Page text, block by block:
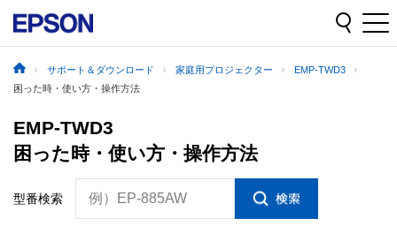
サポート＆ダウンロード 家庭用プロジェクター
EMP-TWD3
困った時・使い方・操作方法
EMP-TWD3
困った時・使い方・操作方法
型番検索 例）EP-885AW